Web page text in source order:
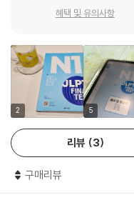
혜택 및 유의사항
2 5
리뷰 3
구매리뷰